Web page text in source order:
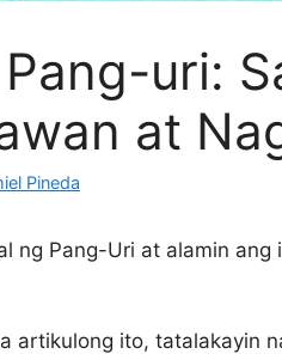
uri:
at
Pineda
ng Pang-Uri at alamin
artikulong ito, tatalakayin